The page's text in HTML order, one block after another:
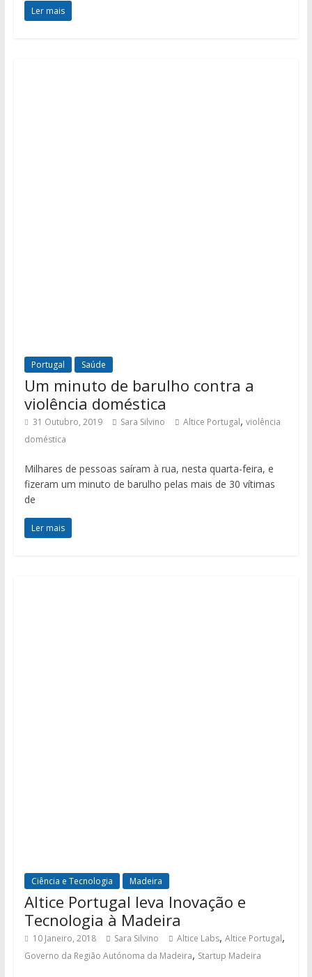
Ler mais
Portugal Saúde
Um minuto de barulho contra a
violência doméstica
31 Outubro, 2019 Sara Silvino Altice Portugal, violência
doméstica
Milhares de pessoas saíram à rua, nesta quarta-feira, e
fizeram um minuto de barulho pelas mais de 30 vítimas
de
Ler mais
Ciência e Tecnologia Madeira
Altice Portugal leva Inovação e
Tecnologia à Madeira
10 Janeiro, 2018 Sara Silvino Altice Labs, Altice Portugal,
Governo da Região Autónoma da Madeira, Startup Madeira